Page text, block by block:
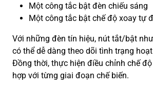
Một công tắc bật đèn chiếu sáng
Một công tắc bật chế độ xoay tự
Với những đèn tín hiệu, nút tắt/bật
có thể dễ dàng theo dõi tình trạng
Đồng thời, thực hiện điều chỉnh chế
hợp với từng giai đoạn chế biến.